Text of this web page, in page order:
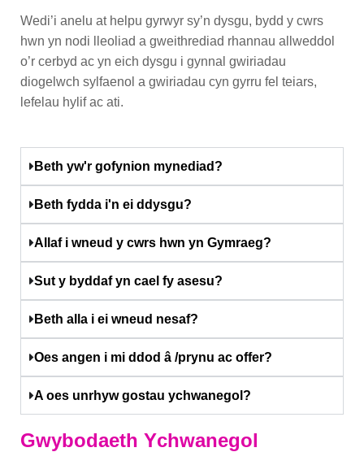
Wedi’i anelu at helpu gyrwyr sy’n dysgu, bydd y cwrs
hwn yn nodi lleoliad a gweithrediad rhannau allweddol
o’r cerbyd ac yn eich dysgu i gynnal gwiriadau
diogelwch sylfaenol a gwiriadau cyn gyrru fel teiars,
lefelau hylif ac ati.
Beth yw'r gofynion mynediad?
Beth fydda i'n ei ddysgu?
Allaf i wneud y cwrs hwn yn Gymraeg?
Sut y byddaf yn cael fy asesu?
Beth alla i ei wneud nesaf?
Oes angen i mi ddod â /prynu ac offer?
A oes unrhyw gostau ychwanegol?
Gwybodaeth Ychwanegol